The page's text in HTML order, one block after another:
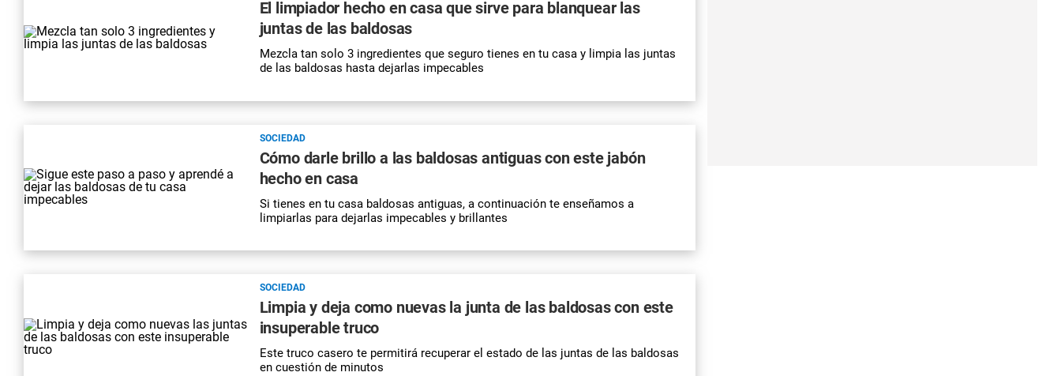
El limpiador hecho en casa que sirve para blanquear las
juntas de las baldosas
Mezcla tan solo 3 ingredientes que seguro tienes en tu casa y limpia las juntas
de las baldosas hasta dejarlas impecables
SOCIEDAD
Cómo darle brillo a las baldosas antiguas con este jabón
hecho en casa
Si tienes en tu casa baldosas antiguas, a continuación te enseñamos a
limpiarlas para dejarlas impecables y brillantes
SOCIEDAD
Limpia y deja como nuevas la junta de las baldosas con este
insuperable truco
Este truco casero te permitirá recuperar el estado de las juntas de las baldosas
en cuestión de minutos